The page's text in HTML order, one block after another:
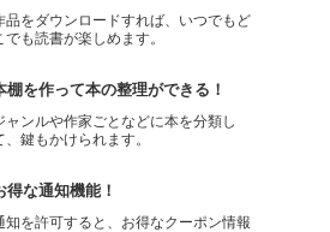
品をダウンロードすれば、いつでもど
でも読書が楽しめます。
棚を作って本の整理ができる！
ャンルや作家ごとなどに本を分類し
、鍵もかけられます。
得な通知機能！
知を許可すると、お得なクーポン情報